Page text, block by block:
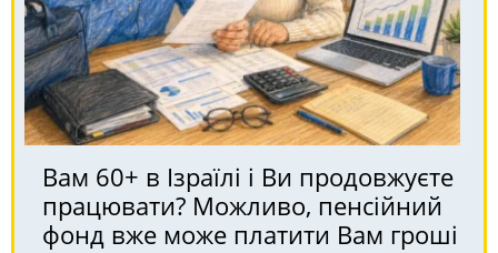
Вам 60+ в Ізраїлі і Ви продовжуєте
працювати? Можливо, пенсійний
фонд вже може платити Вам гроші